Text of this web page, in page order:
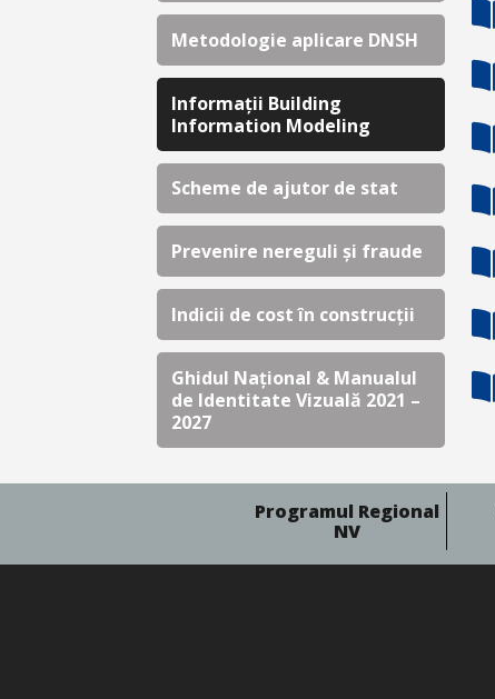
Metodologie aplicare DNSH
Informații Building
Information Modeling
Scheme de ajutor de stat
Prevenire nereguli și fraude
Indicii de cost în construcții
Ghidul Național & Manualul
de Identitate Vizuală 2021 –
2027
Programul Regional
NV